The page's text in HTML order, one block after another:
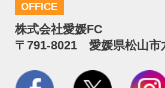
OFFICE
株式会社愛媛FC
〒791-8021 愛媛県松山市